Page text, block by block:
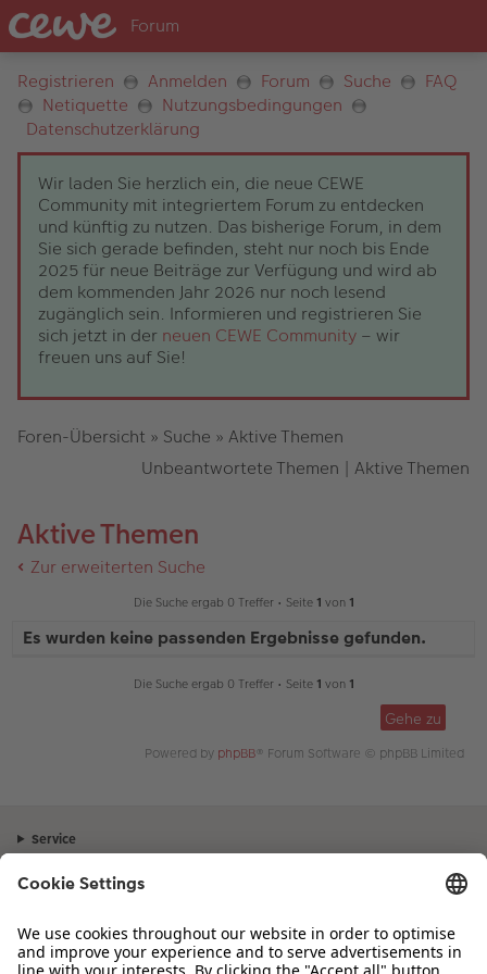
Registrieren Anmelden Forum Suche
FAQ
Netiquette
Nutzungsbedingungen
Datenschutzerklärung
Wir laden Sie herzlich ein, die neue CEWE
Community mit integriertem Forum zu entdecken
und künftig zu nutzen. Das bisherige Forum, in dem
Sie sich gerade befinden, steht nur noch bis Ende
2025 für neue Beiträge zur Verfügung und wird ab
dem kommenden Jahr 2026 nur noch lesend
zugänglich sein. Informieren und registrieren Sie
sich jetzt in der neuen CEWE Community – wir
freuen uns auf Sie!
Foren-Übersicht » Suche » Aktive Themen
Unbeantwortete Themen | Aktive Themen
Aktive Themen
Zur erweiterten Suche
Die Suche ergab 0 Treffer • Seite 1 von 1
Es wurden keine passenden Ergebnisse gefunden.
Die Suche ergab 0 Treffer • Seite 1 von 1
Gehe zu
Powered by phpBB® Forum Software © phpBB Limited
Service
Sortiment